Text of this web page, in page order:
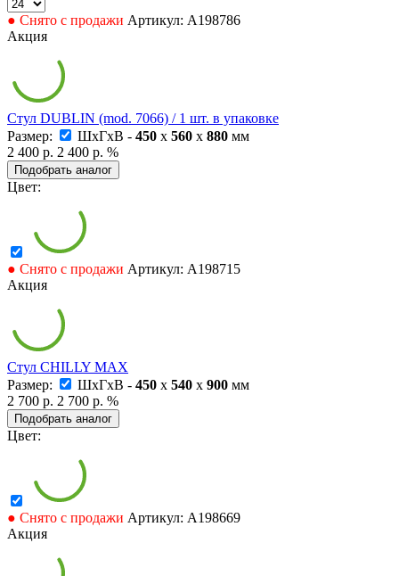
● Снято с продажи Артикул: А198786
Акция
Стул DUBLIN (mod. 7066) / 1 шт. в упаковке
Размер:
ШxГxВ - 450 x 560 x 880 мм
2 400 р. 2 400 р. %
Подобрать аналог
Цвет:
● Снято с продажи Артикул: А198715
Акция
Стул CHILLY MAX
Размер:
ШxГxВ - 450 x 540 x 900 мм
2 700 р. 2 700 р. %
Подобрать аналог
Цвет:
● Снято с продажи Артикул: А198669
Акция